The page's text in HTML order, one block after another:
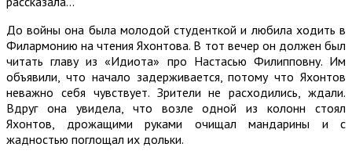
До войны она была молодой студенткой и любила ходить в
Филармонию на чтения Яхонтова. В тот вечер он должен был
читать главу из «Идиота» про Настасью Филипповну. Им
объявили, что начало задерживается, потому что Яхонтов
неважно себя чувствует. Зрители не расходились, ждали.
Вдруг она увидела, что возле одной из колонн стоял
Яхонтов, дрожащими руками очищал мандарины и с
жадностью поглощал их дольки.